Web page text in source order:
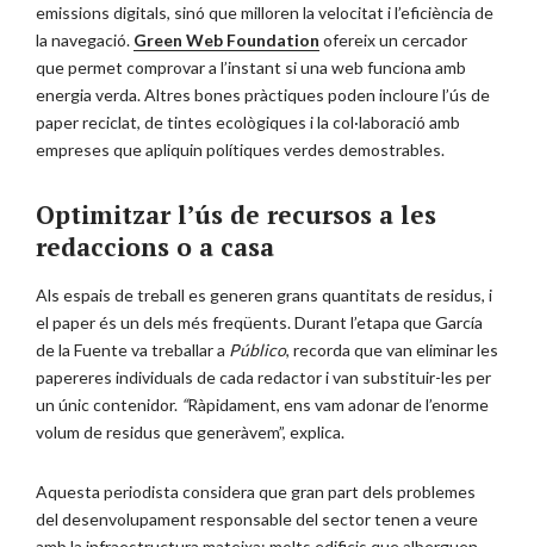
emissions digitals, sinó que milloren la velocitat i l’eficiència de
la navegació. Green Web Foundation ofereix un cercador
que permet comprovar a l’instant si una web funciona amb
energia verda. Altres bones pràctiques poden incloure l’ús de
paper reciclat, de tintes ecològiques i la col·laboració amb
empreses que apliquin polítiques verdes demostrables.
Optimitzar l’ús de recursos a les
redaccions o a casa
Als espais de treball es generen grans quantitats de residus, i
el paper és un dels més freqüents. Durant l’etapa que García
de la Fuente va treballar a Público, recorda que van eliminar les
papereres individuals de cada redactor i van substituir-les per
un únic contenidor. “Ràpidament, ens vam adonar de l’enorme
volum de residus que generàvem”, explica.
Aquesta periodista considera que gran part dels problemes
del desenvolupament responsable del sector tenen a veure